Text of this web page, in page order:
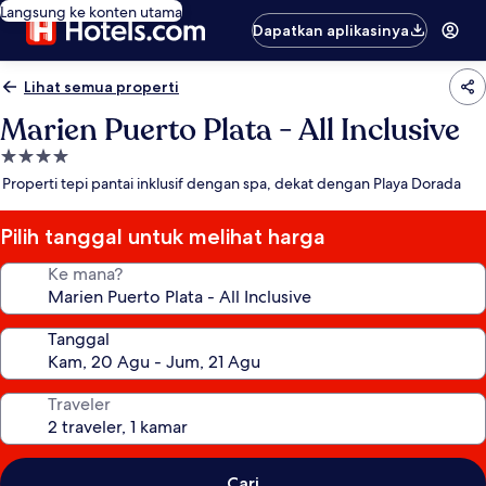
Langsung ke konten utama
Dapatkan aplikasinya
Lihat semua properti
Marien Puerto Plata - All Inclusive
Properti
bintang
Properti tepi pantai inklusif dengan spa, dekat dengan Playa Dorada
Pilih tanggal untuk melihat harga
Ke mana?
Tanggal
Traveler